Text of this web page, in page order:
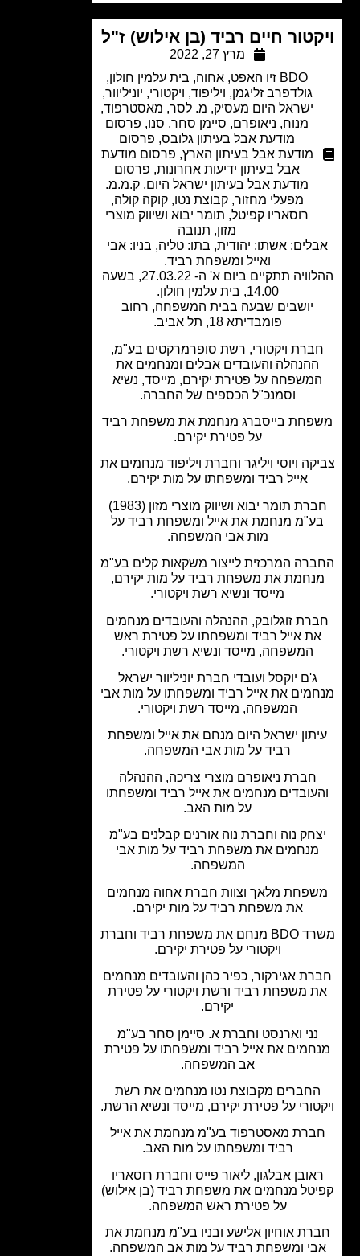
חיים רביד (בן אילוש) ז"ל
מרץ 27, 2022
, אחוה,בית עלמין חולון,
גולדפרב זליגמן,ויליפוד, ויקטורי, יוניליוור
ישראל היום מעסיק, מ. לסר,מאסטרפוד,
ניאופרם,סיימן סחר,סנו,פרסום
מודעת אבל בעיתון גלובס, פרסום
מודעת אבל בעיתון הארץ,פרסום מודעת
אבל בעיתון ידיעות אחרונות,פרסום
מודעת אבל בעיתון ישראל היום,ק.מ.מ.
מפעלי מחזור, קבוצת נטו,קוקה קולה,
רוסאריו קפיטל, תומר יבוא ושיווק מוצרי
תנובה
אשתו: יהודית, בתו: טליה, בניו: אבי
ואייל ומשפחת רביד.
ההלוויה תתקיים ביום א' ה- 27.03.22, בשעה
יושבים שבעה בבית המשפחה, רחוב
פומבדיתא 18, תל אביב.
ויקטורי, רשת סופרמרקטים בע"מ,
והעובדים אבלים ומנחמים את
על פטירת יקירם, מייסד, נשיא
וסמנכ"ל הכספים של החברה.
בייסברג מנחמת את משפחת רביד
על פטירת יקירם.
ויוסי ויליגר וחברת ויליפוד מנחמים את
אייל רביד ומשפחתו על מות יקירם.
חברת תומר יבוא ושיווק מוצרי מזון (1983)
מנחמת את אייל ומשפחת רביד על
מות אבי המשפחה.
המרכזית לייצור משקאות קלים בע"מ
את משפחת רביד על מות יקירם,
מייסד ונשיא רשת ויקטורי.
זוגלובק, ההנהלה והעובדים מנחמים
אייל רביד ומשפחתו על פטירת ראש
המשפחה, מייסד ונשיא רשת ויקטורי.
ג'ם יוקסל ועובדי חברת יוניליוור ישראל
את אייל רביד ומשפחתו על מות אבי
המשפחה, מייסד רשת ויקטורי.
ישראל היום מנחם את אייל ומשפחת
רביד על מות אבי המשפחה.
חברת ניאופרם מוצרי צריכה, ההנהלה
מנחמים את אייל רביד ומשפחתו
על מות האב.
נוה וחברת נוה אורנים קבלנים בע"מ
את משפחת רביד על מות אבי
המשפחה.
מלאך וצוות חברת אחוה מנחמים
את משפחת רביד על מות יקירם.
משרד BDO מנחם את משפחת רביד וחברת
ויקטורי על פטירת יקירם.
אגירקור, כפיר כהן והעובדים מנחמים
משפחת רביד ורשת ויקטורי על פטירת
נני וארנסט וחברת א. סיימן סחר בע"מ
את אייל רביד ומשפחתו על פטירת
אב המשפחה.
מקבוצת נטו מנחמים את רשת
על פטירת יקירם, מייסד ונשיא הרשת.
מאסטרפוד בע"מ מנחמת את אייל
רביד ומשפחתו על מות האב.
אבלגון, ליאור פייס וחברת רוסאריו
מנחמים את משפחת רביד (בן אילוש)
על פטירת ראש המשפחה.
אוחיון אלישע ובניו בע"מ מנחמת את
ומשפחת רביד על מות אב המשפחה.